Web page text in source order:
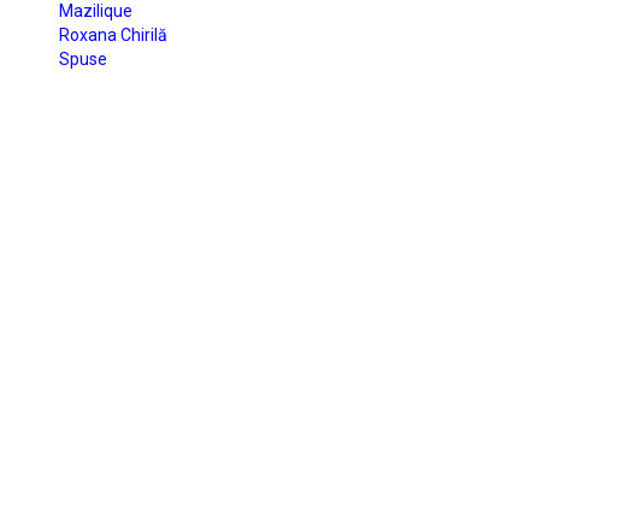
Mazilique
Roxana Chirilă
Spuse